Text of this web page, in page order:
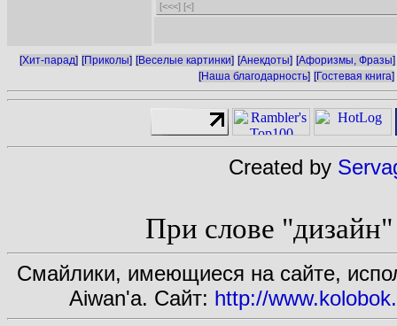
[<<<] [<]
[Хит-парад] [Приколы] [Веселые картинки] [Анекдоты] [Афоризмы, Фразы]
[Наша благодарность] [Гостевая книга]
Created by
При слове "дизайн"
Смайлики, имеющиеся на сайте,
Aiwan'а. Сайт: http://